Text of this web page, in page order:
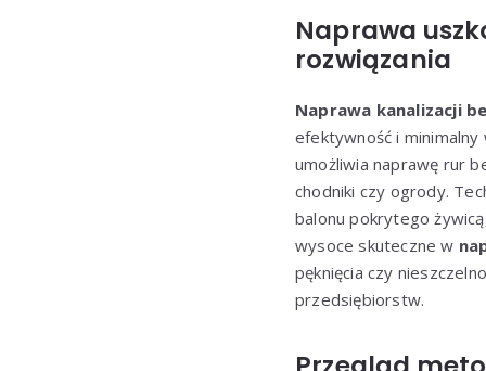
Naprawa
rozwiązania
Naprawa kanalizacji
efektywność i
umożliwia naprawę rur
chodniki czy ogrody.
balonu pokrytego
wysoce skuteczne w
pęknięcia czy
przedsiębiorstw.